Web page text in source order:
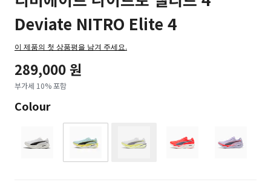
Deviate NITRO Elite 4
이 제품의 첫 상품평을 남겨 주세요.
289,000 원
부가세 10% 포함
Colour
재고없음